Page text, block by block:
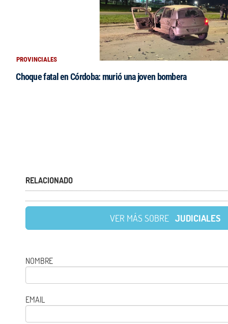
PROVINCIALES
Choque fatal en Córdoba: murió una joven bombera
RELACIONADO
VER MÁS SOBRE JUDICIALES
NOMBRE
EMAIL